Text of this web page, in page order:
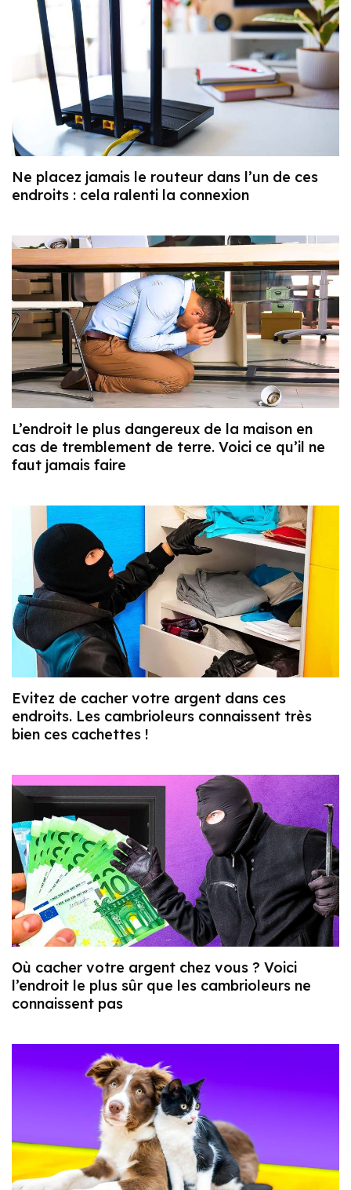
Ne placez jamais le routeur dans l’un de ces
endroits : cela ralenti la connexion
L’endroit le plus dangereux de la maison en
cas de tremblement de terre. Voici ce qu’il ne
faut jamais faire
Evitez de cacher votre argent dans ces
endroits. Les cambrioleurs connaissent très
bien ces cachettes !
Où cacher votre argent chez vous ? Voici
l’endroit le plus sûr que les cambrioleurs ne
connaissent pas